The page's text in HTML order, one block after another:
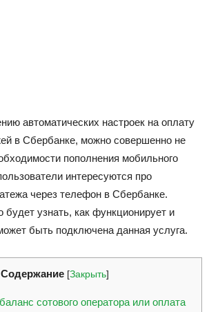
автоматических настроек на оплату
в Сбербанке, можно совершенно не
пополнения мобильного
интересуются про
через телефон в Сбербанке.
будет узнать, как функционирует и
быть подключена данная услуга.
Содержание [Закрыть]
сотового оператора или оплата